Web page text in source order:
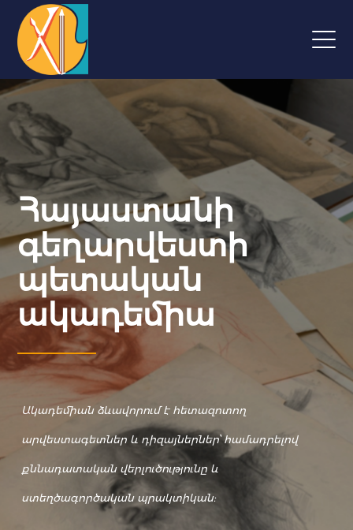
Հայաստանի
գեղարվեստի
պետական
ակադեմիա
Ակադեմիան ձևավորում է հետազոտող
արվեստագետներ և դիզայներներ՝ համադրելով
քննադատական վերլուծությունը և
ստեղծագործական պրակտիկան: